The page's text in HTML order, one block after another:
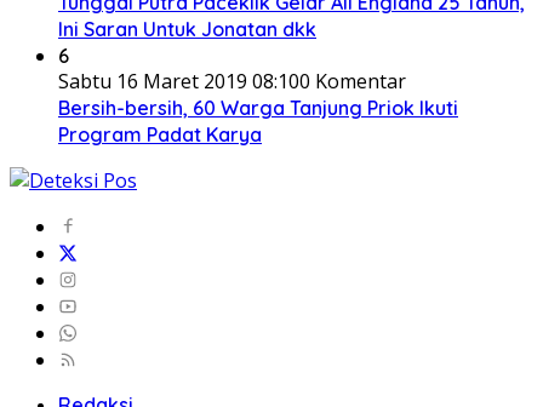
Ini Saran Untuk Jonatan dkk
6
Sabtu 16 Maret 2019 08:100 Komentar
Bersih-bersih, 60 Warga Tanjung Priok Ikuti
Program Padat Karya